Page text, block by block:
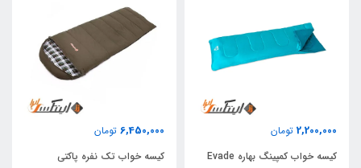
2,200,000 تومان
کیسه خواب کمپینگ بهاره Evade
6,450,000 تومان
کیسه خواب تک نفره پاکتی